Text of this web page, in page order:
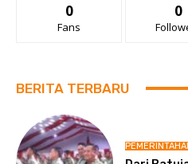
0
Fans
0
BERITA TERBARU